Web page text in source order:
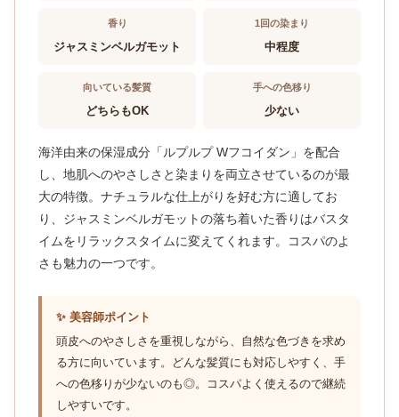
香り
ジャスミンベルガモット
1回の染まり
中程度
向いている髪質
どちらもOK
手への色移り
少ない
海洋由来の保湿成分「ルプルプ Wフコイダン」を配合
し、地肌へのやさしさと染まりを両立させているのが最
大の特徴。ナチュラルな仕上がりを好む方に適してお
り、ジャスミンベルガモットの落ち着いた香りはバスタ
イムをリラックスタイムに変えてくれます。コスパのよ
さも魅力の一つです。
✨ 美容師ポイント
頭皮へのやさしさを重視しながら、自然な色づきを求め
る方に向いています。どんな髪質にも対応しやすく、手
への色移りが少ないのも◎。コスパよく使えるので継続
しやすいです。